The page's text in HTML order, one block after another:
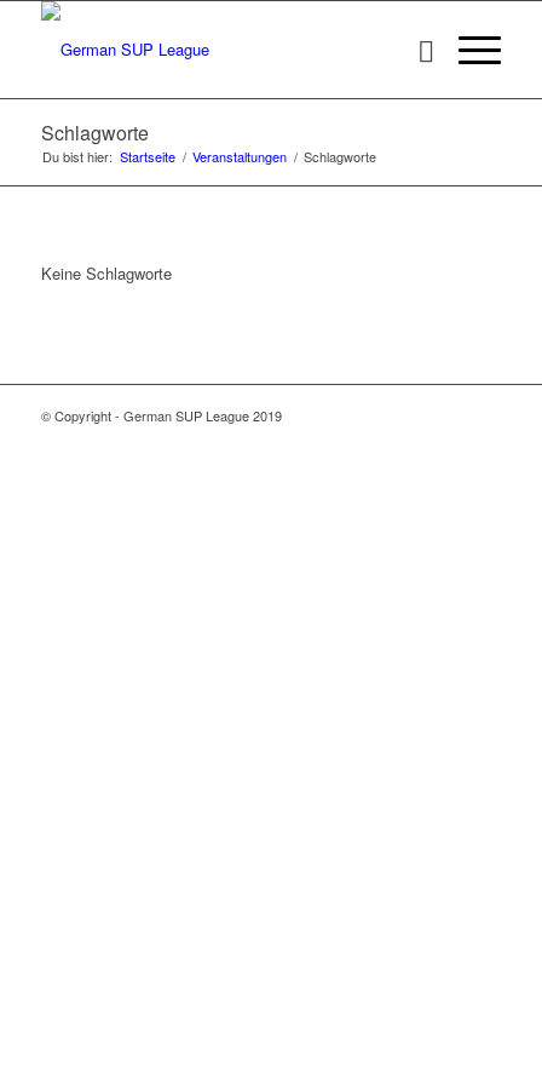
Schlagworte
Du bist hier: Startseite / Veranstaltungen / Schlagworte
Keine Schlagworte
© Copyright - German SUP League 2019